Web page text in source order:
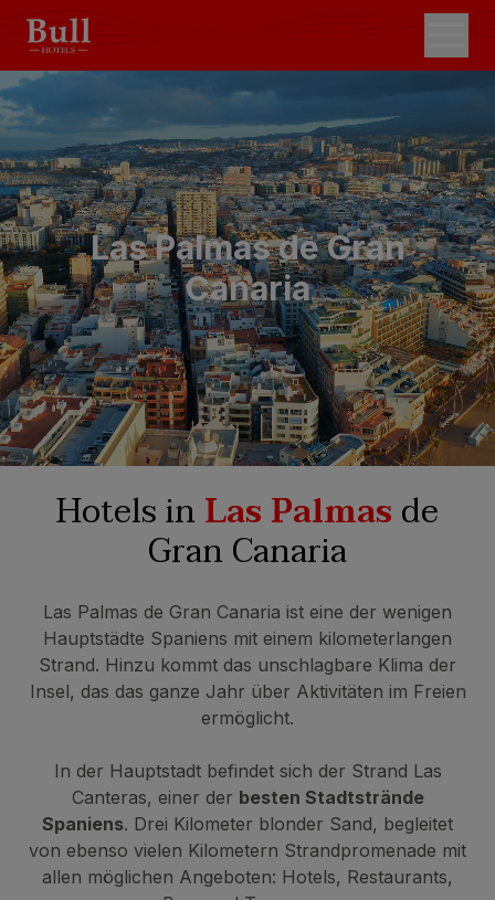
Las Palmas de Gran
Canaria
Hotels inLas Palmasde
Gran Canaria
Las Palmas de Gran Canaria ist eine der wenigen
Hauptstädte Spaniens mit einem kilometerlangen
Strand. Hinzu kommt das unschlagbare Klima der
Insel, das das ganze Jahr über Aktivitäten im Freien
ermöglicht.
In der Hauptstadt befindet sich der Strand Las
Canteras, einer der besten Stadtstrände
Spaniens. Drei Kilometer blonder Sand, begleitet
von ebenso vielen Kilometern Strandpromenade mit
allen möglichen Angeboten: Hotels, Restaurants,